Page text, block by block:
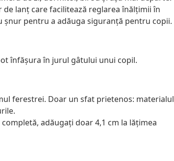
lanț care facilitează reglarea înălțimii în
șnur pentru a adăuga siguranță pentru copii.
înfăşura în jurul gâtului unui copil.
ferestrei. Doar un sfat prietenos: materialul
adăugați doar 4,1 cm la lățimea